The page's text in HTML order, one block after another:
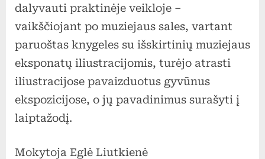
dalyvauti praktinėje veikloje –
vaikščiojant po muziejaus sales, vartant
paruoštas knygeles su išskirtinių muziejaus
eksponatų iliustracijomis, turėjo atrasti
iliustracijose pavaizduotus gyvūnus
ekspozicijose, o jų pavadinimus surašyti į
laiptažodį.
Mokytoja Eglė Liutkienė